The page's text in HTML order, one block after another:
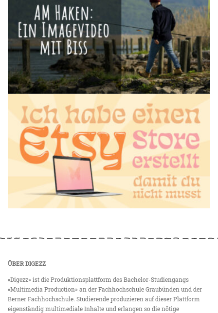
ÜBER DIGEZZ
«Digezz» ist die Produktionsplattform des Bachelor-Studiengangs
«Multimedia Production» an der Fachhochschule Graubünden und der
Berner Fachhochschule. Studierende produzieren auf dieser Plattform
eigenständig multimediale Inhalte und erlangen so die nötige